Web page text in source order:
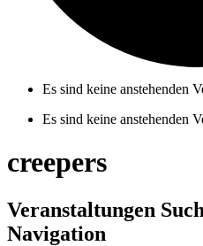
Es sind keine anstehenden
Es sind keine anstehenden
creepers
Veranstaltungen
Navigation